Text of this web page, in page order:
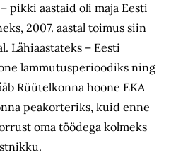
pikki aastaid oli maja Eesti
2007. aastal toimus siin
Lähiaastateks – Eesti
lammutusperioodiks ning
Rüütelkonna hoone EKA
peakorteriks, kuid enne
oma töödega kolmeks